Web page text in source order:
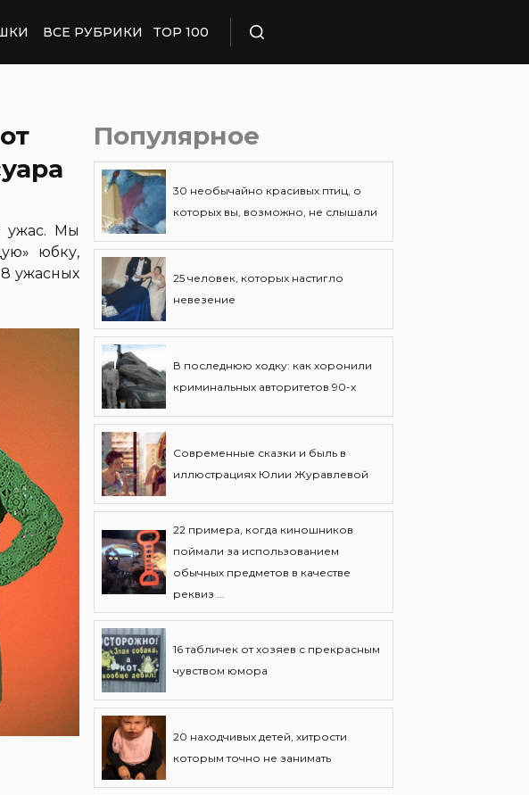
ВСЕ РУБРИКИ TOP 100
ужас. Мы
юбку,
ужасных
Популярное
30 необычайно красивых птиц, о
которых вы, возможно, не слышали
25 человек, которых настигло
невезение
В последнюю ходку: как хоронили
криминальных авторитетов 90-х
Современные сказки и быль в
иллюстрациях Юлии Журавлевой
22 примера, когда киношников
поймали за использованием
обычных предметов в качестве
реквиз ...
16 табличек от хозяев с прекрасным
чувством юмора
20 находчивых детей, хитрости
которым точно не занимать